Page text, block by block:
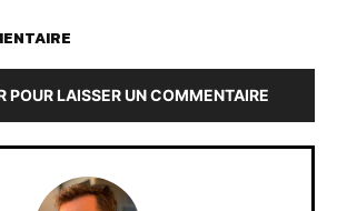
POUR LAISSER UN COMMENTAIRE